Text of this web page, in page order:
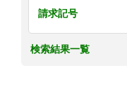
請求記号
検索結果一覧